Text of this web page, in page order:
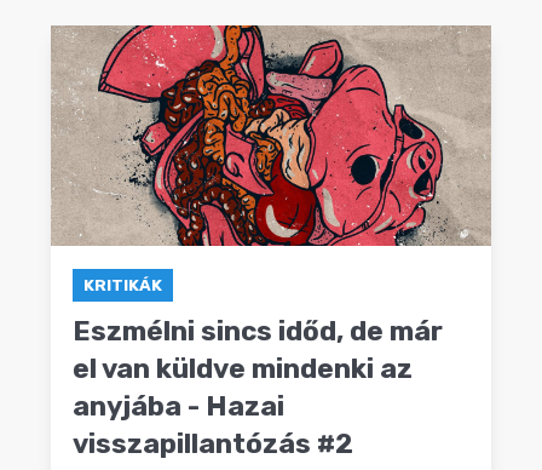
INTERJÚK
PREMIEREK
KULT
MÁSVILÁG
BLOGKRITIKÁK
Eszmélni sincs időd, de már
el van küldve mindenki az
anyjába - Hazai
visszapillantózás #2